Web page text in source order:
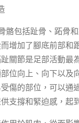
骼包括趾骨、跖骨
增加了腳底前部和
關節是足部活動最
位向上、向下以及
傷的部位，可以通
支撐和緊迫感，起